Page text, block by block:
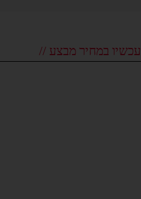
עכשיו במחיר מבצע //